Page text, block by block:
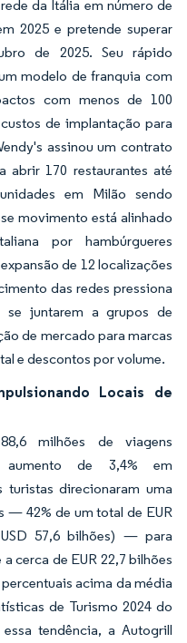
da Itália em número de
2025 e pretende superar
de 2025. Seu rápido
modelo de franquia com
com menos de 100
de implantação para
assinou um contrato
abrir 170 restaurantes até
em Milão sendo
movimento está alinhado
por hambúrgueres
de 12 localizações
das redes pressiona
se juntarem a grupos de
de mercado para marcas
e descontos por volume.
Locais de
milhões de viagens
aumento de 3,4% em
direcionaram uma
— 42% de um total de EUR
57,6 bilhões) — para
cerca de EUR 22,7 bilhões
acima da média
de Turismo 2024 do
tendência, a Autogrill